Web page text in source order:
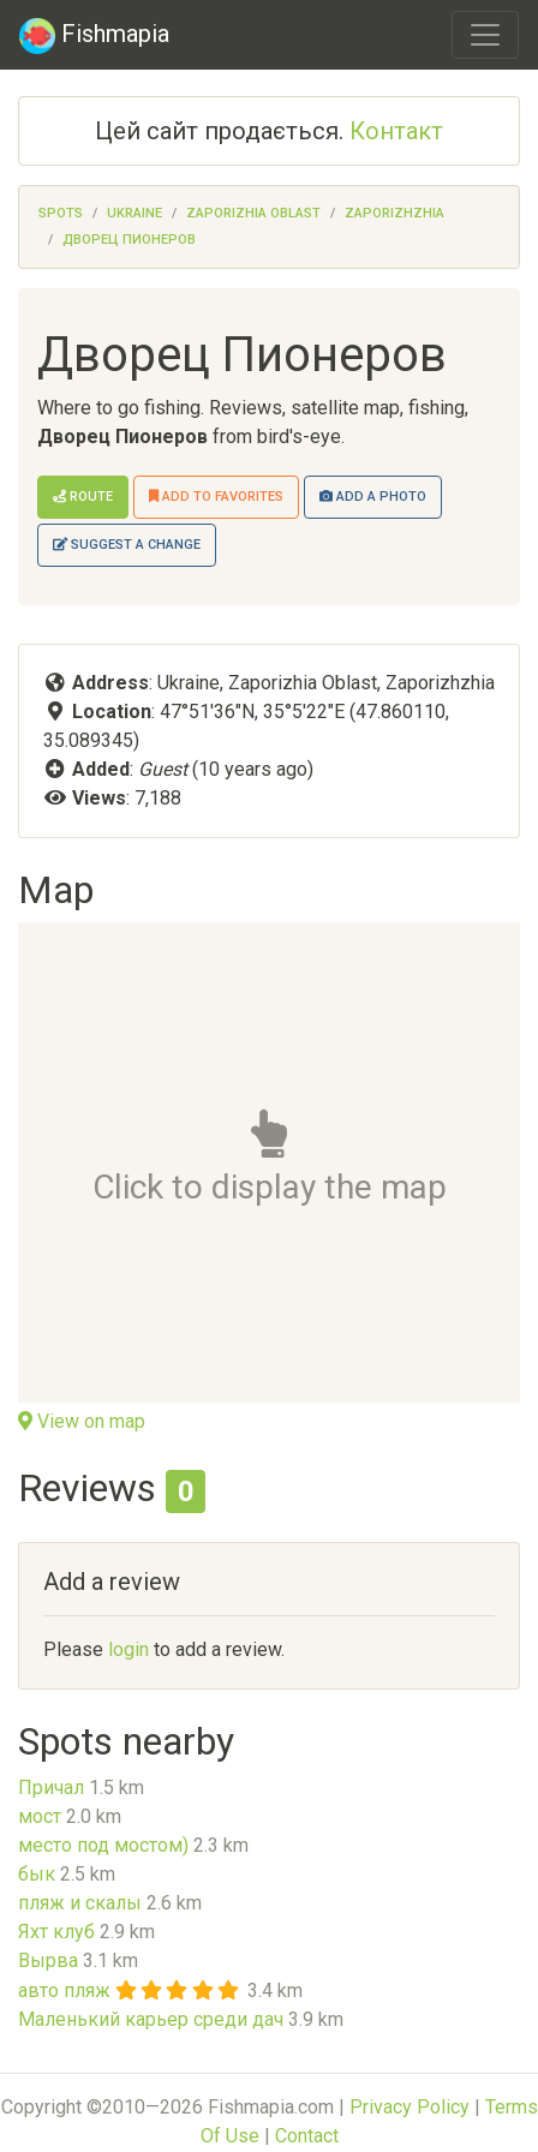
Fishmapia
Цей сайт продається. Контакт
SPOTS UKRAINE ZAPORIZHIA OBLAST
ZAPORIZHZHIA
ДВОРЕЦ ПИОНЕРОВ
Дворец Пионеров
Where to go fishing. Reviews, satellite map, fishing,
Дворец Пионеров from bird's-eye.
ROUTE ADD TO FAVORITES ADD A PHOTO
SUGGEST A CHANGE
Address: Ukraine, Zaporizhia Oblast, Zaporizhzhia
Location: 47°51'36"N, 35°5'22"E (47.860110,
35.089345)
Added: Guest(10 years ago)
Views: 7,188
Map
Click to display the map
View on map
Reviews 0
Add a review
Please login to add a review.
Spots nearby
Причал 1.5 km
мост 2.0 km
место под мостом) 2.3 km
бык 2.5 km
пляж и скалы 2.6 km
Яхт клуб 2.9 km
Вырва 3.1 km
авто пляж
3.4 km
Маленький карьер среди дач 3.9 km
Copyright ©2010—2026 Fishmapia.com | Privacy Policy| Terms
Of Use | Contact